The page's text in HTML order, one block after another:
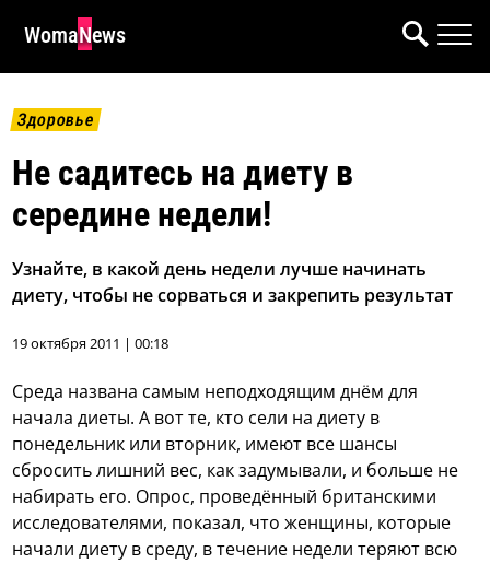
WomaNews
Здоровье
Не садитесь на диету в
середине недели!
Узнайте, в какой день недели лучше начинать
диету, чтобы не сорваться и закрепить результат
19 октября 2011 | 00:18
Среда названа самым неподходящим днём для
начала диеты. А вот те, кто сели на диету в
понедельник или вторник, имеют все шансы
сбросить лишний вес, как задумывали, и больше не
набирать его. Опрос, проведённый британскими
исследователями, показал, что женщины, которые
начали диету в среду, в течение недели теряют всю